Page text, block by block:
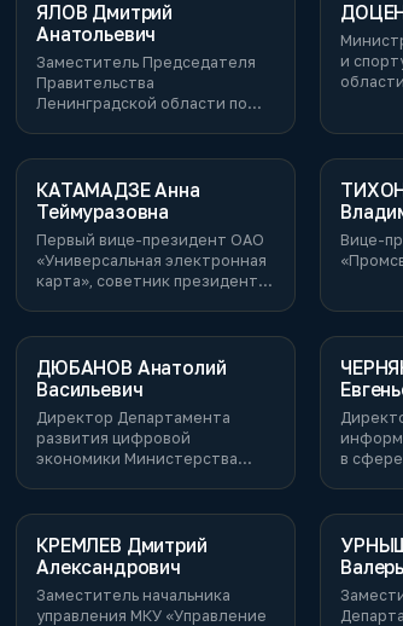
ЯЛОВ Дмитрий
Анатольевич
Заместитель Председателя
Правительства
Ленинградской области по
и
области
КАТАМАДЗЕ Анна
Теймуразовна
Первый вице-президент ОАО
«Универсальная электронная
карта», советник президента
Вице-
ДЮБАНОВ Анатолий
Васильевич
Директор Департамента
развития цифровой
экономики Министерства
в
КРЕМЛЕВ Дмитрий
Александрович
Заместитель начальника
управления МКУ «Управление